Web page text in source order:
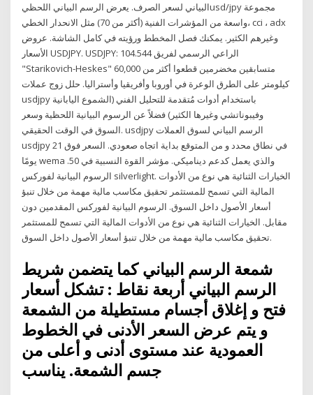
البياني لسعر الصرف. يعرض الرسم البياني اللحظيusd/jpy مجموعة
واسعة من المؤشرات الفنية (أكثر من 70) مثل الانحدار الخطي، cci ، adx
وغيرهم الكثير. يمكنك فصل المخطط ورؤيته في كامل الشاشة. عروض
الأسعار USDJPY. USDJPY: 104.544 الراعي الرسمي لفريق
"Starikovich-Heskes" متسابقين مخضرمين قطعوا أكثر من 60,000
كيلومتر على الطرق الوعرة في أوروبا وأفريقيا وأستراليا. حلل زوج عملات
usdjpy باستخدام أدوات مُتقدمة للتحليل الفني (الشموع اليابانية
وفيبوناتشي وغيرها الكثير) فضلاً عن الرسوم البيانية اللحظية وسعر
السوق في الوقت الحقيقي. ‎usdjpy‎ الرسم البياني لسوق العملات
usdjpy في نطاق محدد و من المتوقع بداية اتجاه صعودي. السعر فوق 21
يومًا wema والذي يعمل كدعم ديناميكي. مؤشر القوة النسبية في 50.
الرسوم البيانية لفوركس silverlight. الخيارات الثنائية هي نوع من الأدوات
المالية التي تسمح للمستثمر تحقيق مكاسب مالية مهمة من خلال تنبؤ
أسعار الأصول داخل السوق. الرسوم البيانية لفوركس المقدمين دون
مقابل. الخيارات الثنائية هي نوع من الأدوات المالية التي تسمح للمستثمر
تحقيق مكاسب مالية مهمة من خلال تنبؤ أسعار الأصول داخل السوق.
شمعة الرسم البياني كما يتضمن شريط
الرسم البياني أربعة نقاط : تشكل أسعار
فتح و إغلاق أجسام مستطيلة من الشمعة
و يتم عرض السعر الأدنى في الخطوط
العمودية عند مستوى أدنى و أعلى من
جسم الشمعة. يناسب